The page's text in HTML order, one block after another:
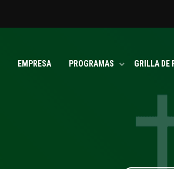
EMPRESA PROGRAMAS GRILLA DE